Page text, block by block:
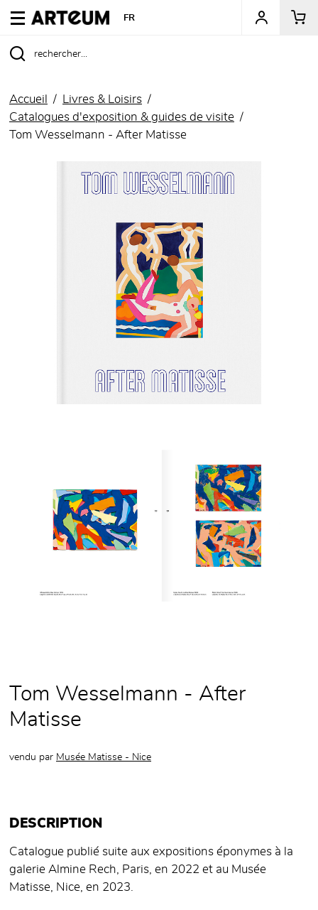
ARTEUM, la référence des boutiques de musées
FR
Accueil
Livres & Loisirs
Catalogues d'exposition & guides de visite
Tom Wesselmann - After Matisse
Tom Wesselmann - After
Matisse
vendu par Musée Matisse - Nice
DESCRIPTION
Catalogue publié suite aux expositions éponymes à la
galerie Almine Rech, Paris, en 2022 et au Musée
Matisse, Nice, en 2023.